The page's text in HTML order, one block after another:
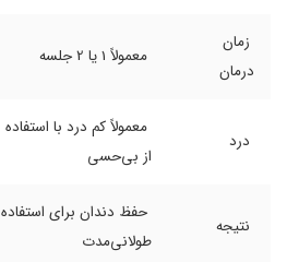
زمان
درمان
معمولاً 1 یا 2 جلسه
درد
معمولاً کم درد با استفاده
از بی‌حسی
نتیجه
حفظ دندان برای استفاده
طولانی‌مدت